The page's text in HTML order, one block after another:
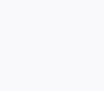
ーズ」及び 「経営
高め、ランウェイを
ズ」の2点に集約さ
事業者の成長を加
が支払う必要がある